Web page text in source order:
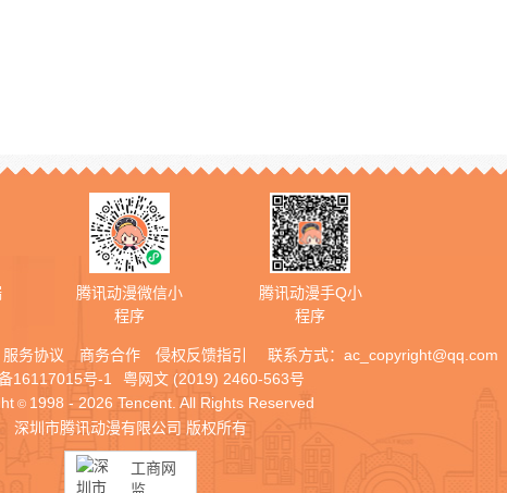
腾讯动漫微信小
程序
腾讯动漫手Q小
程序
服务协议 商务合作 侵权反馈指引 联系方式： ac_copyright@qq.com
16117015号-1
粤网文 (2019) 2460-563号
© 1998 - 2026 Tencent. All Rights Reserved
深圳市腾讯动漫有限公司 版权所有
工商网